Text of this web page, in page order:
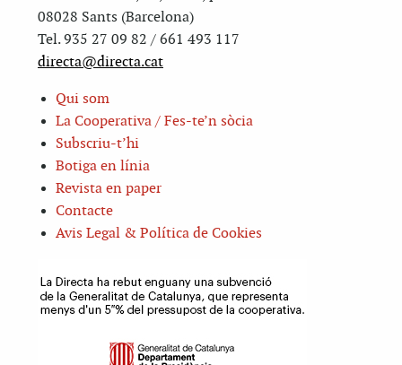
08028 Sants (Barcelona)
Tel. 935 27 09 82 / 661 493 117
directa@directa.cat
Qui som
La Cooperativa / Fes-te’n sòcia
Subscriu-t’hi
Botiga en línia
Revista en paper
Contacte
Avis Legal & Política de Cookies